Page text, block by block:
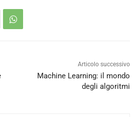
Articolo successivo
Machine Learning: il mondo
degli algoritmi